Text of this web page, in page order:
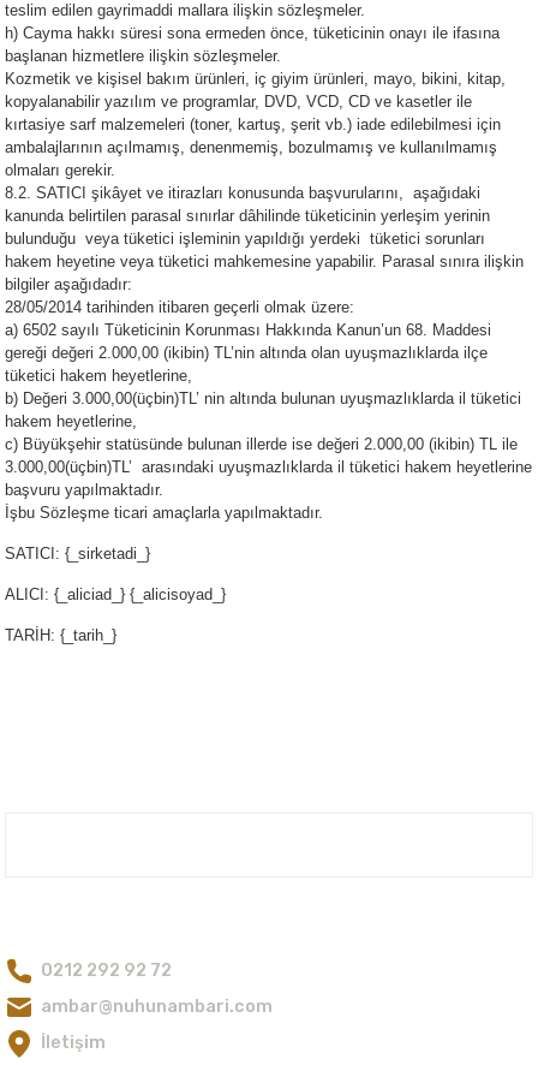
teslim edilen gayrimaddi mallara ilişkin sözleşmeler.
h) Cayma hakkı süresi sona ermeden önce, tüketicinin onayı ile ifasına
başlanan hizmetlere ilişkin sözleşmeler.
Kozmetik ve kişisel bakım ürünleri, iç giyim ürünleri, mayo, bikini, kitap,
kopyalanabilir yazılım ve programlar, DVD, VCD, CD ve kasetler ile
kırtasiye sarf malzemeleri (toner, kartuş, şerit vb.) iade edilebilmesi için
ambalajlarının açılmamış, denenmemiş, bozulmamış ve kullanılmamış
olmaları gerekir.
8.2. SATICI şikâyet ve itirazları konusunda başvurularını, aşağıdaki
kanunda belirtilen parasal sınırlar dâhilinde tüketicinin yerleşim yerinin
bulunduğu veya tüketici işleminin yapıldığı yerdeki tüketici sorunları
hakem heyetine veya tüketici mahkemesine yapabilir. Parasal sınıra ilişkin
bilgiler aşağıdadır:
28/05/2014 tarihinden itibaren geçerli olmak üzere:
a) 6502 sayılı Tüketicinin Korunması Hakkında Kanun’un 68. Maddesi
gereği değeri 2.000,00 (ikibin) TL’nin altında olan uyuşmazlıklarda ilçe
tüketici hakem heyetlerine,
b) Değeri 3.000,00(üçbin)TL’ nin altında bulunan uyuşmazlıklarda il tüketici
hakem heyetlerine,
c) Büyükşehir statüsünde bulunan illerde ise değeri 2.000,00 (ikibin) TL ile
3.000,00(üçbin)TL’ arasındaki uyuşmazlıklarda il tüketici hakem heyetlerine
başvuru yapılmaktadır.
İşbu Sözleşme ticari amaçlarla yapılmaktadır.
SATICI: {_sirketadi_}
ALICI: {_aliciad_} {_alicisoyad_}
TARİH: {_tarih_}
0212 292 92 72
ambar@nuhunambari.com
İletişim